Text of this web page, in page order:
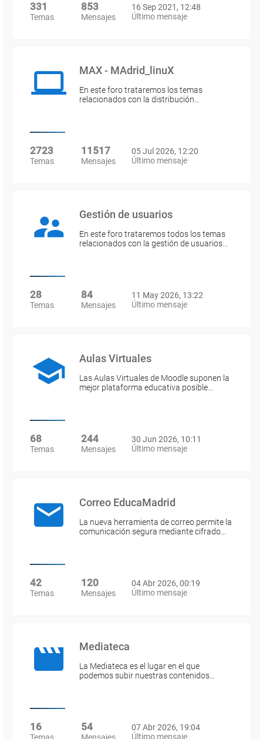
331
Temas
853
Mensajes
16 Sep 2021, 12:48
Último mensaje
MAX - MAdrid_linuX
En este foro trataremos los temas
relacionados con la distribución…
2723
Temas
11517
Mensajes
05 Jul 2026, 12:20
Último mensaje
Gestión de usuarios
En este foro trataremos todos los temas
relacionados con la gestión de usuarios…
28
Temas
84
Mensajes
11 May 2026, 13:22
Último mensaje
Aulas Virtuales
Las Aulas Virtuales de Moodle suponen la
mejor plataforma educativa posible…
68
Temas
244
Mensajes
30 Jun 2026, 10:11
Último mensaje
Correo EducaMadrid
La nueva herramienta de correo permite la
comunicación segura mediante cifrado…
42
Temas
120
Mensajes
04 Abr 2026, 00:19
Último mensaje
Mediateca
La Mediateca es el lugar en el que
podemos subir nuestras contenidos…
16 54
07 Abr 2026, 19:04
Último mensaje